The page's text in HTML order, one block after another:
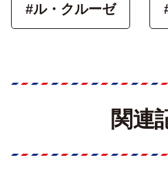
#ル・クルーゼ
関連